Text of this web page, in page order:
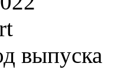
выпуска